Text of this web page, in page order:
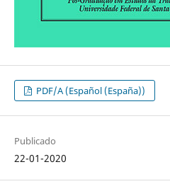
PDF/A (Español (España))
Publicado
22-01-2020